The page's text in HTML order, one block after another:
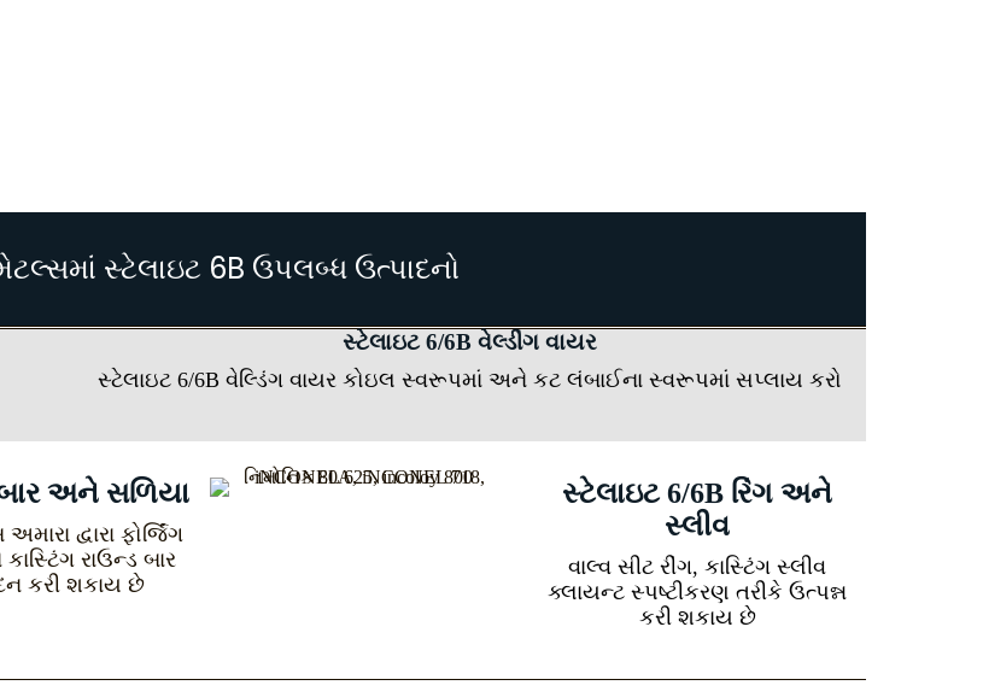
સ્ટેલાઇટ 6B ઉપલબ્ધ ઉત્પાદનો
સ્ટેલાઇટ 6/6B વેલ્ડીંગ વાયર
સ્ટેલાઇટ 6/6B વેલ્ડિંગ વાયર કોઇલ સ્વરૂપમાં અને કટ લંબાઈના સ્વરૂપમાં સપ્લાય કરો
અને સળિયા
દ્વારા ફોર્જિંગ
રાઉન્ડ બાર
કરી શકાય છે
સ્ટેલાઇટ 6/6B રિંગ અને
સ્લીવ
વાલ્વ સીટ રીંગ, કાસ્ટિંગ સ્લીવ
ક્લાયન્ટ સ્પષ્ટીકરણ તરીકે ઉત્પન્ન
કરી શકાય છે